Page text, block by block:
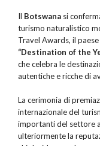
Il Botswana si
turismo naturalistico
Travel Awards, il
“Destination of the
che celebra le
autentiche e ricche di
La cerimonia di
internazionale del
importanti del settore
ulteriormente la